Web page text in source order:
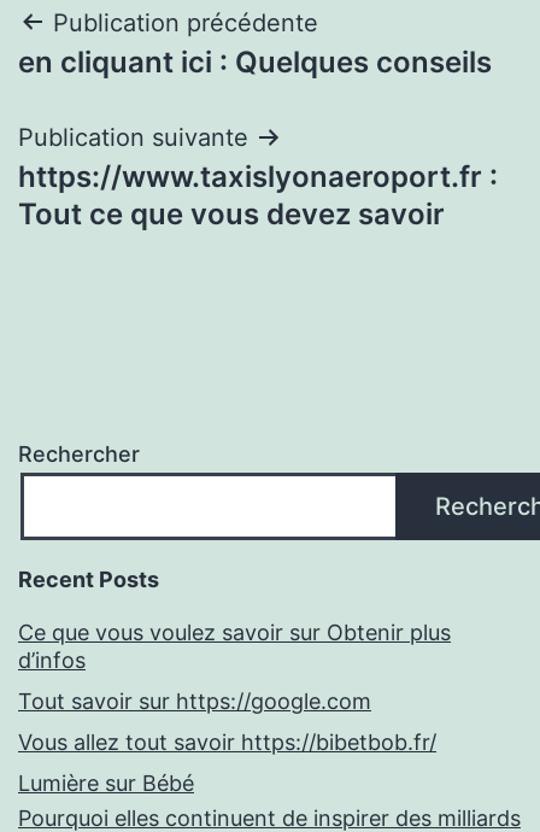
Navigation
de
l’article
Publication précédente
en cliquant ici : Quelques conseils
Publication suivante
https://www.taxislyonaeroport.fr :
Tout ce que vous devez savoir
Rechercher
Recent Posts
Ce que vous voulez savoir sur Obtenir plus
d’infos
Tout savoir sur https://google.com
Vous allez tout savoir https://bibetbob.fr/
Lumière sur Bébé
Pourquoi elles continuent de inspirer des milliards